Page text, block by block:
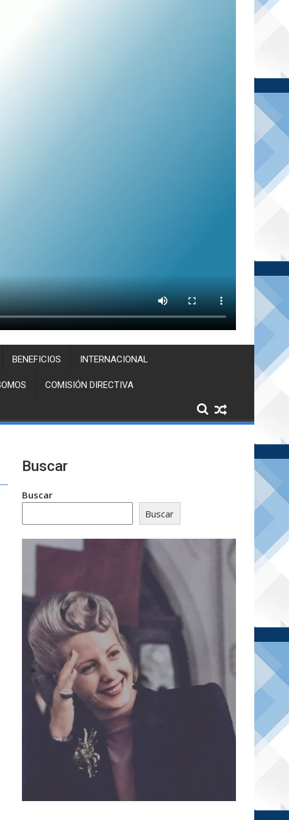
BENEFICIOS INTERNACIONAL
COMISIÓN DIRECTIVA
Buscar
Buscar
Buscar